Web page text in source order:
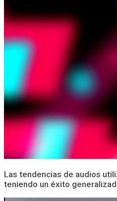
Las tendencias de audios
teniendo un éxito